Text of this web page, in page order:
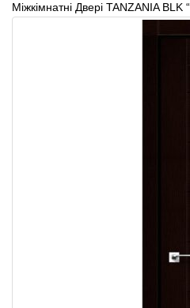
Міжкімнатні Двері TANZANIA BLK